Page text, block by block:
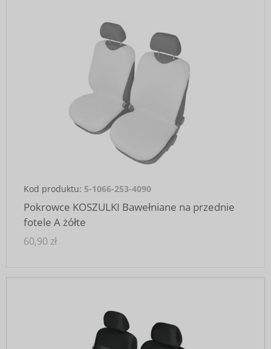
Kod produktu: 5-1066-253-4090
Pokrowce KOSZULKI Bawełniane na przednie
fotele A żółte
60,90 zł